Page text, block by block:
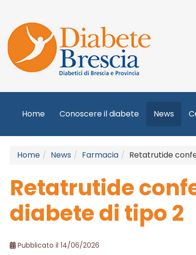
Home Conoscere il diabete News
Home News Farmacia Retatrutide
Retatrutide
diabete di tipo 2
Pubblicato il 14/06/2026